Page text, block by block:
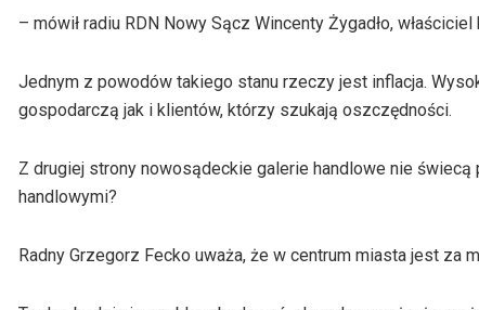
– mówił radiu RDN Nowy Sącz Wincenty Żygadło,
Jednym z powodów takiego stanu rzeczy jest inflacja.
gospodarczą jak i klientów, którzy szukają oszczędności.
Z drugiej strony nowosądeckie galerie handlowe nie
handlowymi?
Radny Grzegorz Fecko uważa, że w centrum miasta jest za